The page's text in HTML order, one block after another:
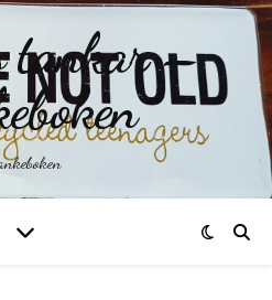
tankar –